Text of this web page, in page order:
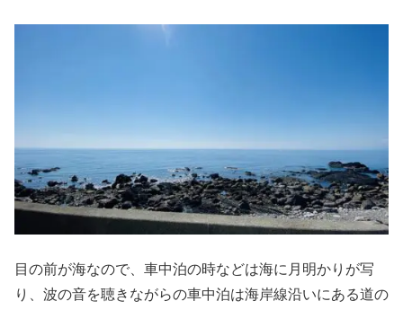
目の前が海なので、車中泊の時などは海に月明かりが写
り、波の音を聴きながらの車中泊は海岸線沿いにある道の